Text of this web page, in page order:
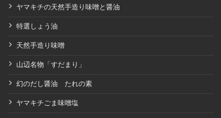
ヤマキチの天然手造り味噌と醤油
特選しょう油
天然手造り味噌
山辺名物「すだまり」
幻のだし醤油 たれの素
ヤマキチごま味噌塩